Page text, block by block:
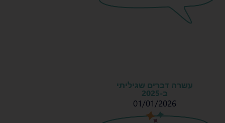
עשרה דברים שגיליתי
ב-2025
01/01/2026
s
s